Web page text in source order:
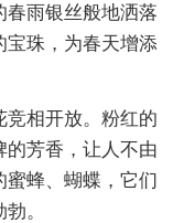
春雨银丝般地洒落
宝珠，为春天增添
竞相开放。粉红的
芳香，让人不由
蜜蜂、蝴蝶，它们
。